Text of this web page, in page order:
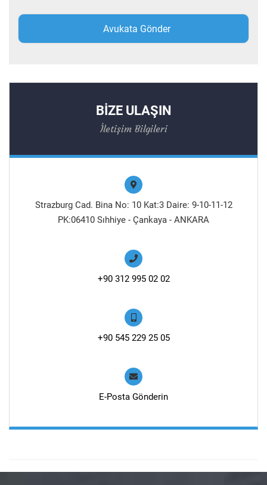
BİZE ULAŞIN
İletişim Bilgileri
Strazburg Cad. Bina No: 10 Kat:3 Daire: 9-10-11-12
PK:06410 Sıhhiye - Çankaya - ANKARA
+90 312 995 02 02
+90 545 229 25 05
E-Posta Gönderin